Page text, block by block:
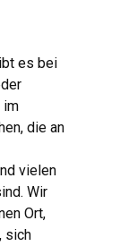
es bei
im
die an
vielen
Wir
Ort,
sich